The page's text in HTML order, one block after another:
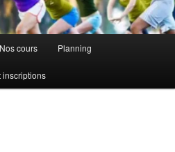
Nos cours Planning
inscriptions